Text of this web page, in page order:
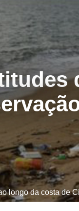
longo da costa de